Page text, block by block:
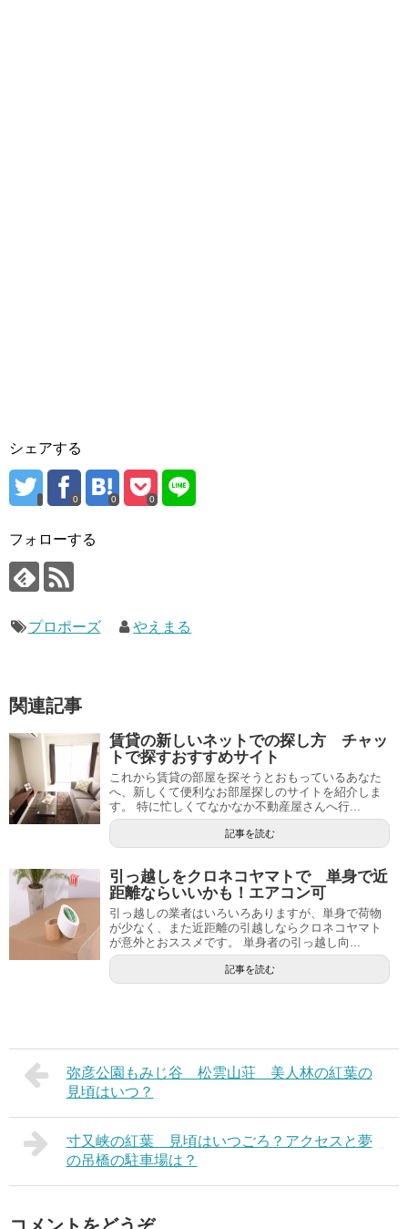
シェアする
0 0 0
フォローする
プロポーズ やえまる
関連記事
賃貸の新しいネットでの探し方 チャッ
トで探すおすすめサイト
これから賃貸の部屋を探そうとおもっているあなた
へ、新しくて便利なお部屋探しのサイトを紹介しま
す。 特に忙しくてなかなか不動産屋さんへ行...
記事を読む
引っ越しをクロネコヤマトで 単身で近
距離ならいいかも！エアコン可
引っ越しの業者はいろいろありますが、単身で荷物
が少なく、また近距離の引越しならクロネコヤマト
が意外とおススメです。 単身者の引っ越し向...
記事を読む
弥彦公園もみじ谷 松雲山荘 美人林の紅葉の
見頃はいつ？
寸又峡の紅葉 見頃はいつごろ？アクセスと夢
の吊橋の駐車場は？